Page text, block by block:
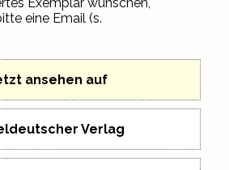
eine Email (s.
ansehen auf
Verlag